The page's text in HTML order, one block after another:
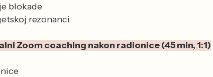
blokade
rezonanci
Zoom coaching nakon radionice (45 min, 1:1)